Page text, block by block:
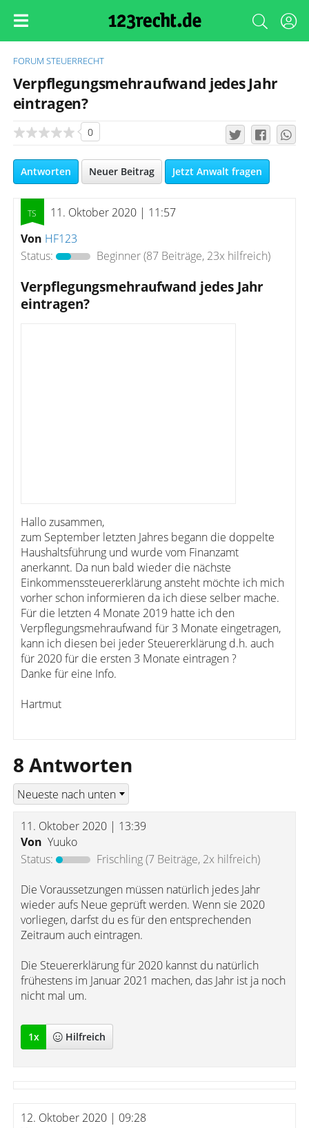
FORUM STEUERRECHT
Verpflegungsmehraufwand jedes Jahr
eintragen?
0
Antworten Neuer Beitrag Jetzt Anwalt fragen
11. Oktober 2020 | 11:57
Von HF123
Status:
Beginner(87 Beiträge, 23x hilfreich)
Verpflegungsmehraufwand jedes Jahr
eintragen?
Hallo zusammen,
zum September letzten Jahres begann die doppelte
Haushaltsführung und wurde vom Finanzamt
anerkannt. Da nun bald wieder die nächste
Einkommenssteuererklärung ansteht möchte ich mich
vorher schon informieren da ich diese selber mache.
Für die letzten 4 Monate 2019 hatte ich den
Verpflegungsmehraufwand für 3 Monate eingetragen,
kann ich diesen bei jeder Steuererklärung d.h. auch
für 2020 für die ersten 3 Monate eintragen ?
Danke für eine Info.
Hartmut
8 Antworten
11. Oktober 2020 | 13:39
Von Yuuko
Status:
Frischling(7 Beiträge, 2x hilfreich)
Die Voraussetzungen müssen natürlich jedes Jahr
wieder aufs Neue geprüft werden. Wenn sie 2020
vorliegen, darfst du es für den entsprechenden
Zeitraum auch eintragen.
Die Steuererklärung für 2020 kannst du natürlich
frühestens im Januar 2021 machen, das Jahr ist ja noch
nicht mal um.
1x Hilfreich
12. Oktober 2020 | 09:28